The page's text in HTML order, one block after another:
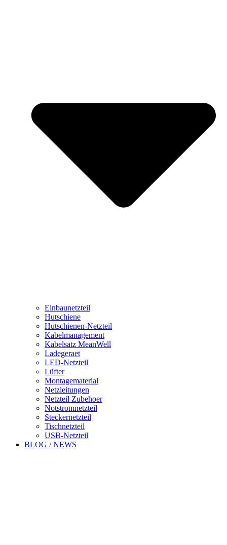
Einbaunetzteil
Hutschiene
Hutschienen-Netzteil
Kabelmanagement
Kabelsatz MeanWell
Ladegeraet
LED-Netzteil
Lüfter
Montagematerial
Netzleitungen
Netzteil Zubehoer
Notstromnetzteil
Steckernetzteil
Tischnetzteil
USB-Netzteil
BLOG / NEWS